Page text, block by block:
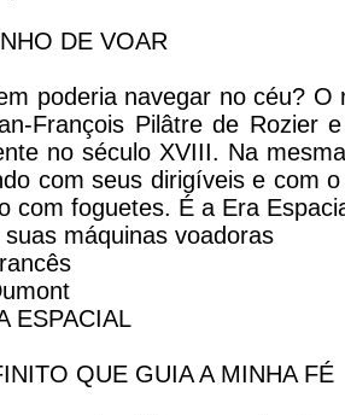
DE VOAR
poderia navegar no céu?
François Pilâtre de Rozier
no século XVIII. Na
com seus dirigíveis e com
com foguetes. É a Era
máquinas voadoras
ESPACIAL
QUE GUIA A MINHA FÉ